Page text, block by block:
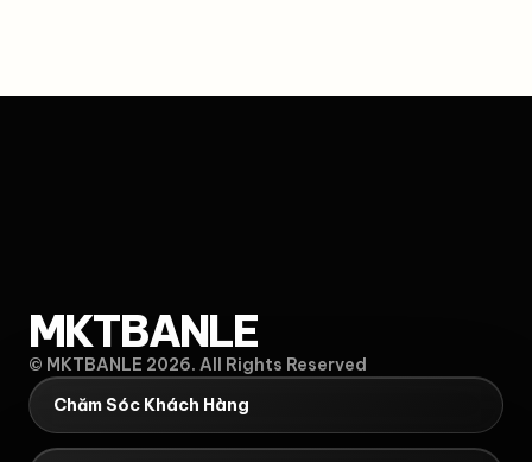
MKTBANLE
© MKTBANLE 2026. All Rights Reserved
Chăm Sóc Khách Hàng